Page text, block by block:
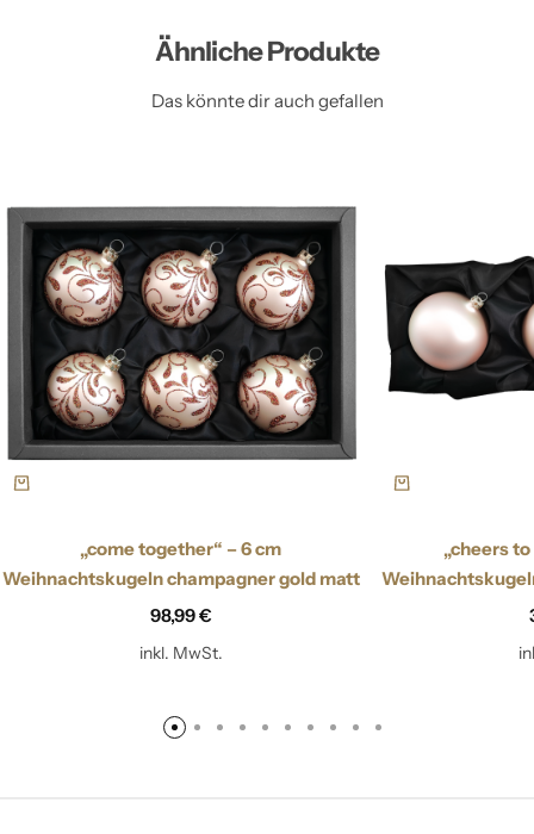
Ähnliche Produkte
Das könnte dir auch gefallen
„come together“ – 6 cm
Weihnachtskugeln champagner gold matt
98,99€
inkl. MwSt.
„cheers